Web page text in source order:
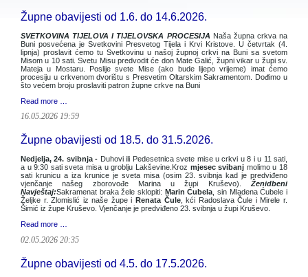
Župne obavijesti od 1.6. do 14.6.2026.
SVETKOVINA TIJELOVA I TIJELOVSKA PROCESIJA Naša župna crkva na
Buni posvećena je Svetkovini Presvetog Tijela i Krvi Kristove. U četvrtak (4.
lipnja) proslavit ćemo tu Svetkovinu u našoj župnoj crkvi na Buni sa svetom
Misom u 10 sati. Svetu Misu predvodit će don Mate Galić, župni vikar u župi sv.
Mateja u Mostaru. Poslije svete Mise (ako bude lijepo vrijeme) imat ćemo
procesiju u crkvenom dvorištu s Presvetim Oltarskim Sakramentom. Dođimo u
što većem broju proslaviti patron župne crkve na Buni
Read more …
16.05.2026 19:59
Župne obavijesti od 18.5. do 31.5.2026.
Nedjelja, 24. svibnja - Duhovi ili Pedesetnica svete mise u crkvi u 8 i u 11 sati,
a u 9:30 sati sveta misa u groblju Lakševine.Kroz mjesec svibanj molimo u 18
sati krunicu a iza krunice je sveta misa (osim 23. svibnja kad je predviđeno
vjenčanje našeg zborovođe Marina u župi Kruševo). Ženidbeni
Navještaj:Sakramenat braka žele sklopiti: Marin Ćubela , sin Mladena Ćubele i
Željke r. Zlomislić iz naše župe i Renata Čule, kći Radoslava Čule i Mirele r.
Šimić iz župe Kruševo. Vjenčanje je predviđeno 23. svibnja u župi Kruševo.
Read more …
02.05.2026 20:35
Župne obavijesti od 4.5. do 17.5.2026.